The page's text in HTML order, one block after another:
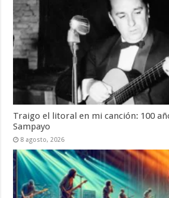
Traigo el litoral en mi canción: 100
Sampayo
8 agosto, 2026